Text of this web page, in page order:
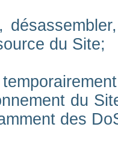
du Site;
du
des